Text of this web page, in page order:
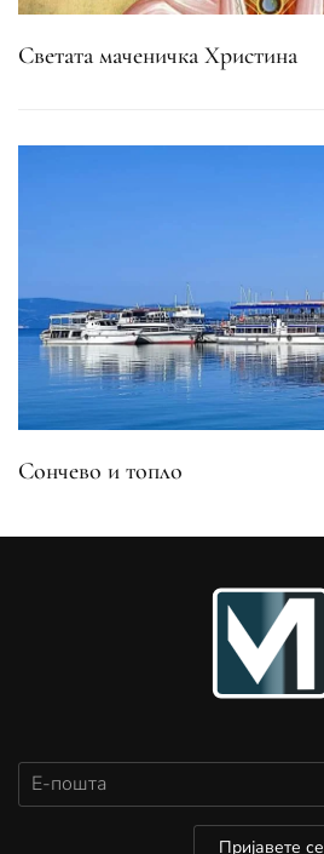
Светата маченичка Христина
Сончево и топло
Пријавете се